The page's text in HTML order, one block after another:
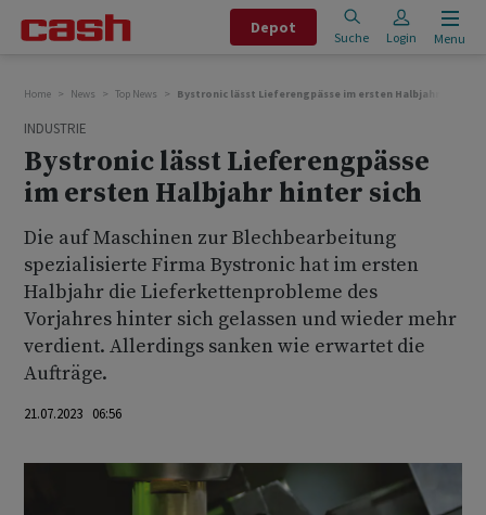
Depot
Suche Login Menu
Home News Top News Bystronic lässt Lieferengpässe im ersten Halbjahr hinter
INDUSTRIE
Bystronic lässt Lieferengpässe
im ersten Halbjahr hinter sich
Die auf Maschinen zur Blechbearbeitung
spezialisierte Firma Bystronic hat im ersten
Halbjahr die Lieferkettenprobleme des
Vorjahres hinter sich gelassen und wieder mehr
verdient. Allerdings sanken wie erwartet die
Aufträge.
21.07.2023 06:56